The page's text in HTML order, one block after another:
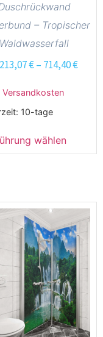
– Tropischer
Waldwasserfall
213,07€– 714,40€
Versandkosten
10-tage
wählen